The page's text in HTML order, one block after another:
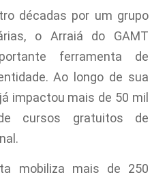
décadas por um grupo
o Arraiá do GAMT
ferramenta de
Ao longo de sua
impactou mais de 50 mil
cursos gratuitos de
mobiliza mais de 250